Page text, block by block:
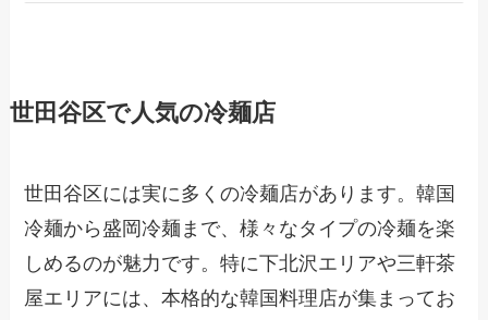
世田谷区で人気の冷麺店
世田谷区には実に多くの冷麺店があります。韓国
冷麺から盛岡冷麺まで、様々なタイプの冷麺を楽
しめるのが魅力です。特に下北沢エリアや三軒茶
屋エリアには、本格的な韓国料理店が集まってお